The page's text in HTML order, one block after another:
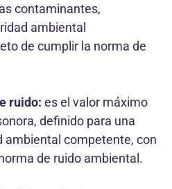
contaminantes,
ambiental
de cumplir la norma de
ruido: es el valor máximo
definido para una
ambiental competente, con
de ruido ambiental.